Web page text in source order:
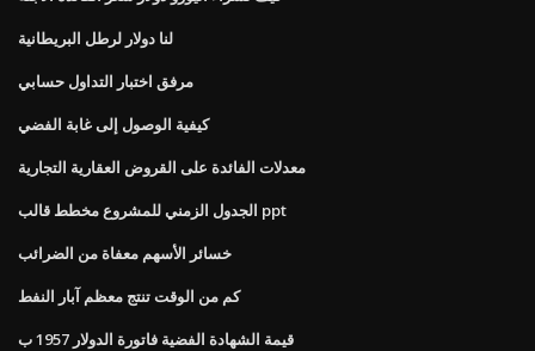
لنا دولار لرطل البريطانية
مرفق اختبار التداول حسابي
كيفية الوصول إلى غابة الفضي
معدلات الفائدة على القروض العقارية التجارية
الجدول الزمني للمشروع مخطط قالب ppt
خسائر الأسهم معفاة من الضرائب
كم من الوقت تنتج معظم آبار النفط
قيمة الشهادة الفضية فاتورة الدولار 1957 ب